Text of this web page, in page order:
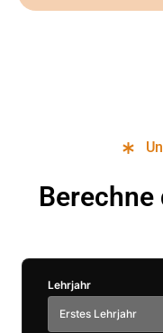
Lehrjahr
Erstes Lehrjahr